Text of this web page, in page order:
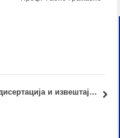
Докторска дисертација и извештај Комисије: кандидат мр Александар Виденовић, дипл.инж.арх.